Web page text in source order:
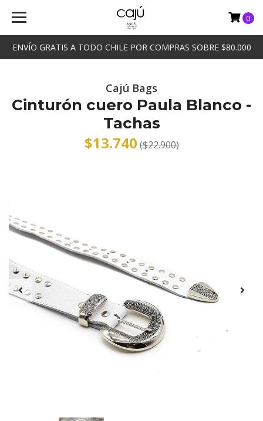
ENVÍO GRATIS A TODO CHILE POR COMPRAS SOBRE $80.000
0
Cajú Bags
Cinturón cuero Paula Blanco -
Tachas
$13.740 ($22.900)